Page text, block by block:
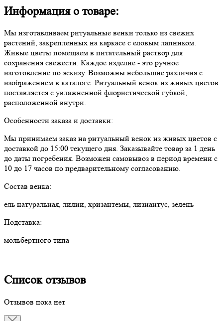
Информация о товаре:
Мы изготавливаем ритуальные венки только из свежих
растений, закрепленных на каркасе с еловым лапником.
Живые цветы помещаем в питательный раствор для
сохранения свежести. Каждое изделие - это ручное
изготовление по эскизу. Возможны небольшие различия с
изображением в каталоге. Ритуальный венок из живых цветов
поставляется с увлажненной флористической губкой,
расположенной внутри.
Особенности заказа и доставки:
Мы принимаем заказ на ритуальный венок из живых цветов с
доставкой до 15:00 текущего дня. Заказывайте товар за 1 день
до даты погребения. Возможен самовывоз в период времени с
10 до 17 часов по предварительному согласованию.
Состав венка:
ель натуральная, лилии, хризантемы, лизиантус, зелень
Подставка:
мольбертного типа
Список отзывов
Отзывов пока нет